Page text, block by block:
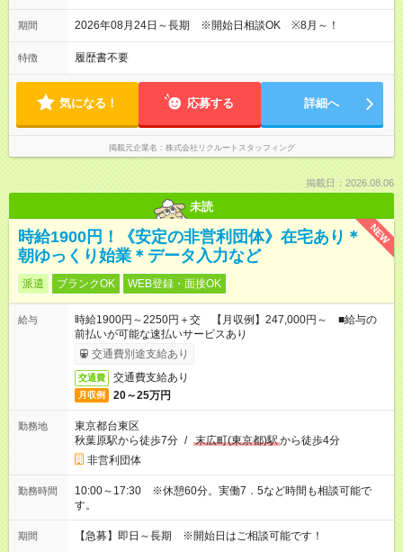
期間 2026年08月24日～長期 ※開始日相談OK ※8月～！
特徴 履歴書不要
気になる！ 応募する 詳細へ
掲載元企業名 株式会社リクルートスタッフィング
掲載日：2026.08.06
未読
NEW
時給1900円！《安定の非営利団体》在宅あり＊
朝ゆっくり始業＊データ入力など
派遣 ブランクOK WEB登録・面接OK
給与
時給1900円～2250円＋交 【月収例】247,000円～ ■給与の
前払いが可能な速払いサービスあり
交通費別途支給あり
交通費 交通費支給あり
月収例 20～25万円
勤務地
東京都台東区
秋葉原駅から徒歩7分 / 末広町(東京都)駅から徒歩4分
非営利団体
勤務時間
10:00～17:30 ※休憩60分。実働7．5など時間も相談可能で
す。
期間 【急募】即日～長期 ※開始日はご相談可能です！